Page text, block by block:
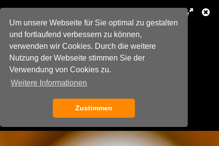
Um unsere Webseite für Sie optimal zu gestalten
und fortlaufend verbessern zu können,
verwenden wir Cookies. Durch die weitere
Nutzung der Webseite stimmen Sie der
Verwendung von Cookies zu.
Weitere Informationen
Zustimmen